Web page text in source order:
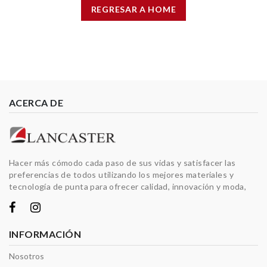
REGRESAR A HOME
ACERCA DE
Hacer más cómodo cada paso de sus vidas y satisfacer las
preferencias de todos utilizando los mejores materiales y
tecnología de punta para ofrecer calidad, innovación y moda,
INFORMACIÓN
Nosotros